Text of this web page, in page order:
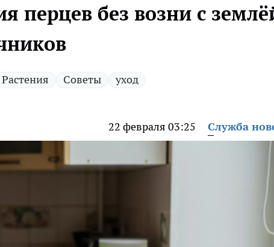
перцев без возни с
Растения Советы уход
22 февраля 03:25 Служба